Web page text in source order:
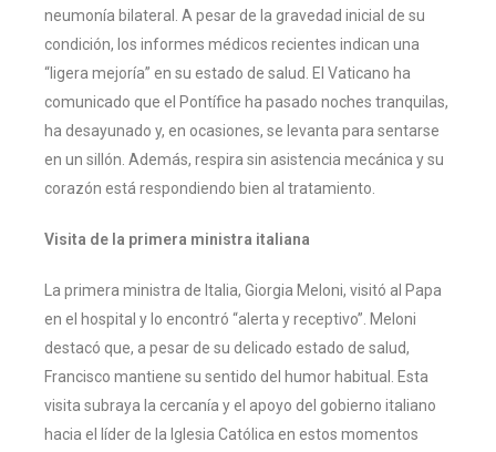
neumonía bilateral. A pesar de la gravedad inicial de su
condición, los informes médicos recientes indican una
“ligera mejoría” en su estado de salud. El Vaticano ha
comunicado que el Pontífice ha pasado noches tranquilas,
ha desayunado y, en ocasiones, se levanta para sentarse
en un sillón. Además, respira sin asistencia mecánica y su
corazón está respondiendo bien al tratamiento.
Visita de la primera ministra italiana
La primera ministra de Italia, Giorgia Meloni, visitó al Papa
en el hospital y lo encontró “alerta y receptivo”. Meloni
destacó que, a pesar de su delicado estado de salud,
Francisco mantiene su sentido del humor habitual. Esta
visita subraya la cercanía y el apoyo del gobierno italiano
hacia el líder de la Iglesia Católica en estos momentos